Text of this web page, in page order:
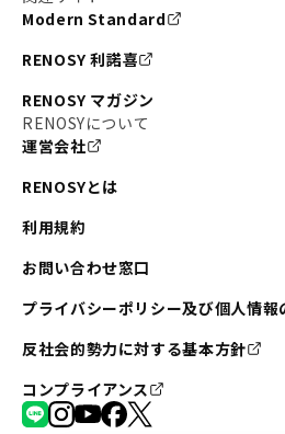
#日暮里・舎人ライナー
#大田区
#中央区
#川崎
#東急池上線 #JR南武
#東京メトロ丸ノ内線 #オリン
#つくばエクスプレス
Modern Standard
RENOSY 利諾喜
RENOSY マガジン
RENOSYについて
運営会社
RENOSYとは
利用規約
お問い合わせ窓口
プライバシーポリシー及び個人情報
反社会的勢力に対する基本方針
コンプライアンス